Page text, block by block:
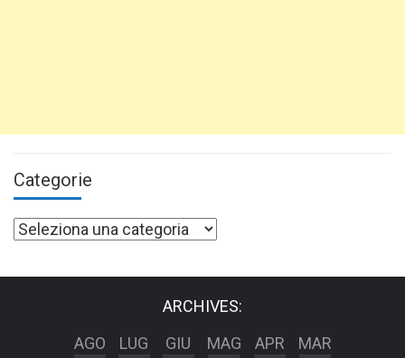
Categorie
Categorie
ARCHIVES:
AGO
LUG GIU MAG APR MAR